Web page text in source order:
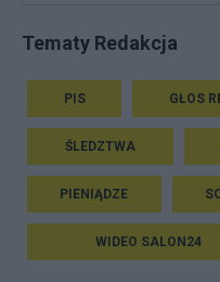
Tematy Redakcja
PIS GŁOS
ŚLEDZTWA
PIENIĄDZE
WIDEO SALON24